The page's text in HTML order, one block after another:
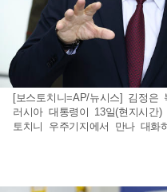
[보스토치니=AP/뉴시스] 김정은
러시아 대통령이 13일(현지시
토치니 우주기지에서 만나 대화